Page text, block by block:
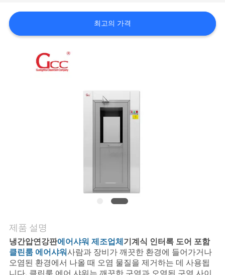
장
와
연
최고의 가격
제품 설명
냉간압연강판에어샤워 제조업체 기계식 인터록 도어 포함
클린룸 에어샤워사람과 장비가 깨끗한 환경에 들어가거나
오염된 환경에서 나올 때 오염 물질을 제거하는 데 사용됩